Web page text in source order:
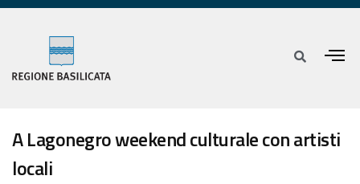
A Lagonegro weekend culturale con artisti
locali